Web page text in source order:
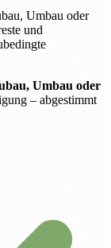
Umbau oder
und
Umbau oder
– abgestimmt